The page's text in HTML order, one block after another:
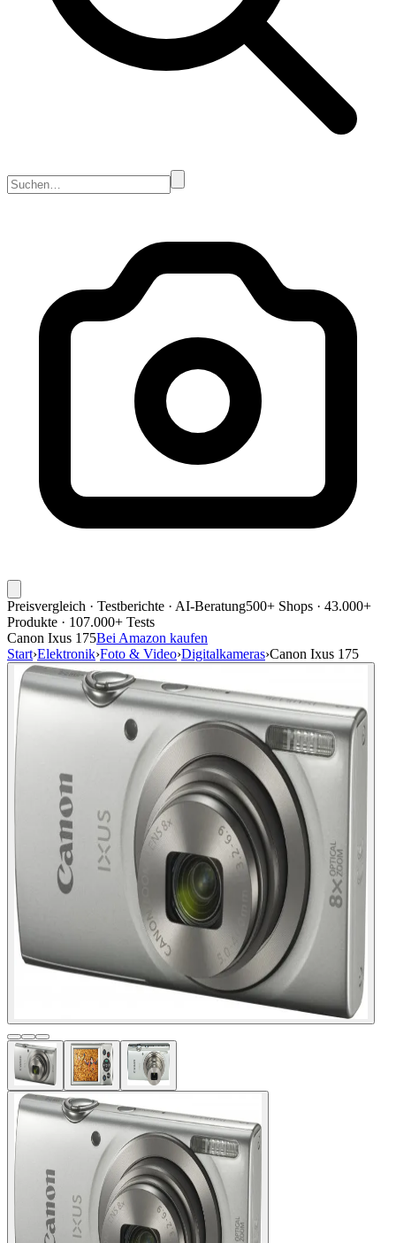
Preisvergleich · Testberichte · AI-Beratung500+ Shops · 43.000+
Produkte · 107.000+ Tests
Canon Ixus 175Bei Amazon kaufen
Start›Elektronik›Foto & Video›Digitalkameras›Canon Ixus 175